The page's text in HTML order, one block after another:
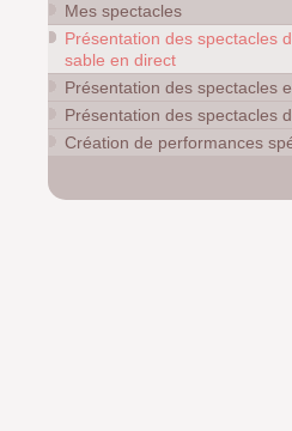
Mes spectacles
Présentation des spectacles
sable en direct
Présentation des spectacles
Présentation des spectacles
Création de performances